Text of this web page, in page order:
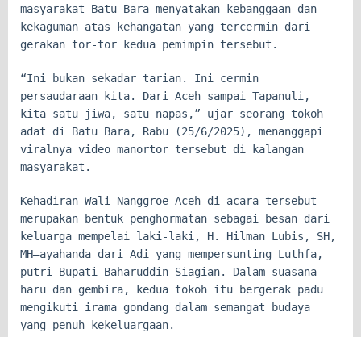
masyarakat Batu Bara menyatakan kebanggaan dan
kekaguman atas kehangatan yang tercermin dari
gerakan tor-tor kedua pemimpin tersebut.
“Ini bukan sekadar tarian. Ini cermin
persaudaraan kita. Dari Aceh sampai Tapanuli,
kita satu jiwa, satu napas,” ujar seorang tokoh
adat di Batu Bara, Rabu (25/6/2025), menanggapi
viralnya video manortor tersebut di kalangan
masyarakat.
Kehadiran Wali Nanggroe Aceh di acara tersebut
merupakan bentuk penghormatan sebagai besan dari
keluarga mempelai laki-laki, H. Hilman Lubis, SH,
MH—ayahanda dari Adi yang mempersunting Luthfa,
putri Bupati Baharuddin Siagian. Dalam suasana
haru dan gembira, kedua tokoh itu bergerak padu
mengikuti irama gondang dalam semangat budaya
yang penuh kekeluargaan.